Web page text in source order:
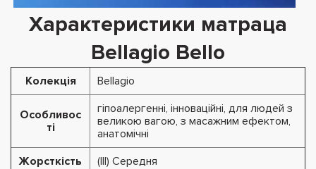
Характеристики матраца
Bellagio Bello
Колекція Bellagio
Особливос
ті
гіпоалергенні, інноваційні, для людей з
великою вагою, з масажним ефектом,
анатомічні
Жорсткість
(III) Середня